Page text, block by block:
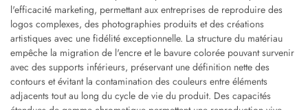
l'efficacité marketing, permettant aux entreprises de reproduire des
logos complexes, des photographies produits et des créations
artistiques avec une fidélité exceptionnelle. La structure du matériau
empêche la migration de l'encre et le bavure colorée pouvant survenir
avec des supports inférieurs, préservant une définition nette des
contours et évitant la contamination des couleurs entre éléments
adjacents tout au long du cycle de vie du produit. Des capacités